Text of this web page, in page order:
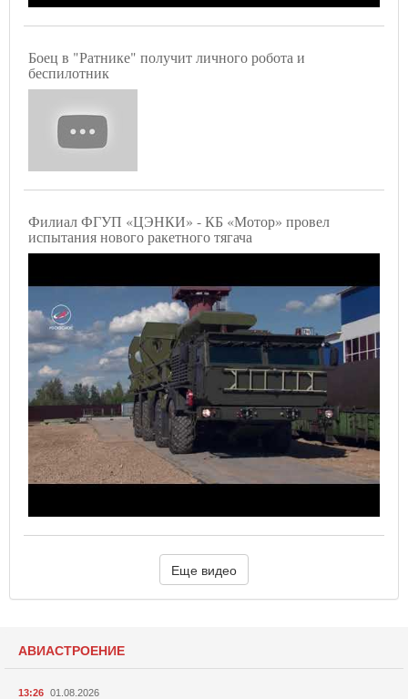
Боец в "Ратнике" получит личного робота и
беспилотник
Филиал ФГУП «ЦЭНКИ» - КБ «Мотор» провел
испытания нового ракетного тягача
Еще видео
АВИАСТРОЕНИЕ
13:26 01.08.2026